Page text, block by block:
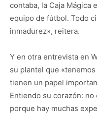
contaba, la Caja Mágica
equipo de fútbol. Todo
inmadurez», reitera.
Y en otra entrevista en
su plantel que
tienen un papel
Entiendo su corazón:
porque hay muchas